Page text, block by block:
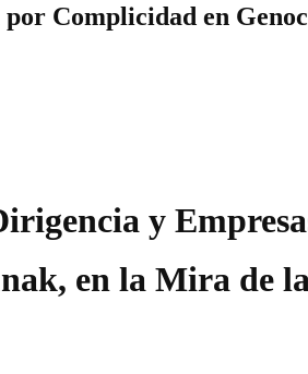
Complicidad en
y
en la Mira de